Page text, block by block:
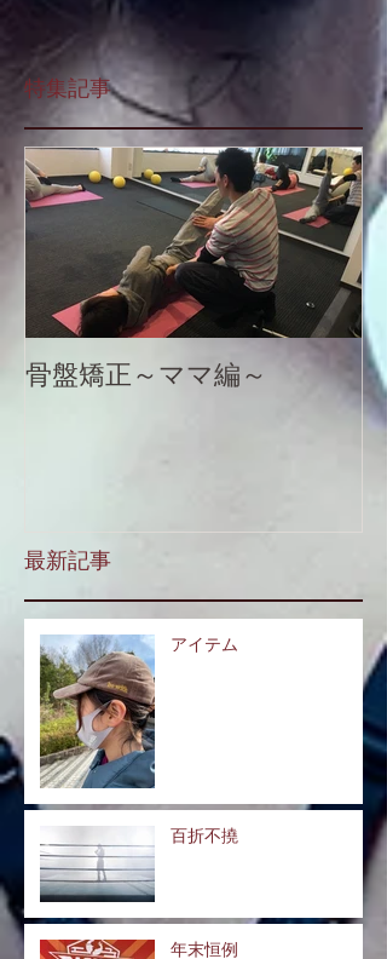
特集記事
骨盤矯正～ママ編～
最新記事
アイテム
百折不撓
年末恒例